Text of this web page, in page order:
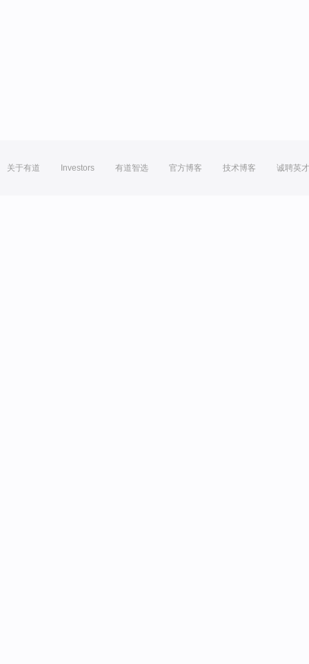
关于有道 Investors 有道智选 官方博客 技术博客 诚聘英才